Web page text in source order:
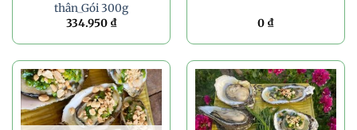
thân_Gói 300g
334.950 ₫ 0 ₫